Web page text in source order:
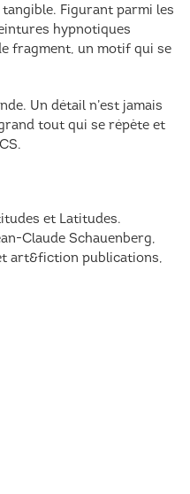
Figurant parmi les
hypnotiques
fragment, un motif qui se
Un détail n’est jamais
tout qui se répète et
et Latitudes.
Claude Schauenberg,
art&fiction publications,